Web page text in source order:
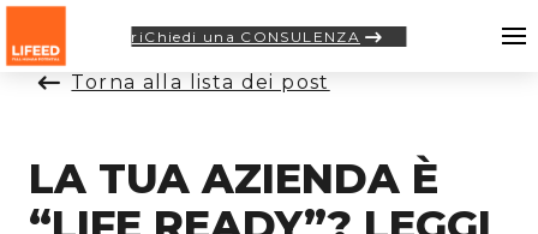
riChiedi una CONSULENZA
Torna alla lista dei post
LA TUA AZIENDA È